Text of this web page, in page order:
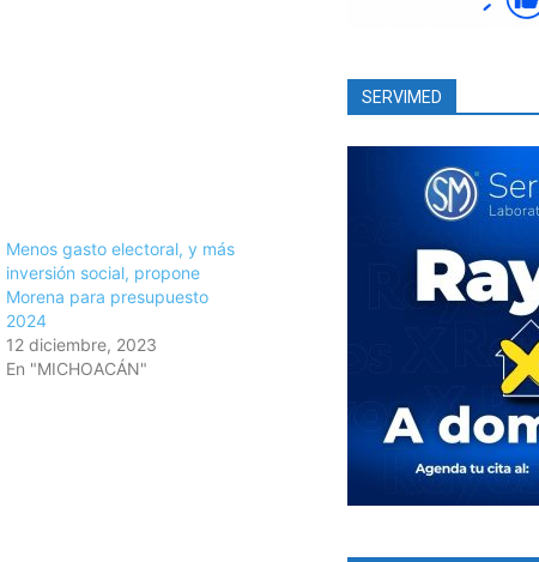
Menos gasto electoral, y más
inversión social, propone
Morena para presupuesto
2024
12 diciembre, 2023
En "MICHOACÁN"
SERVIMED